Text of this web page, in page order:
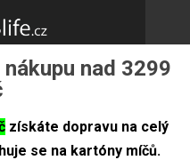
nad 3299
získáte dopravu na celý
se na kartóny míčů.